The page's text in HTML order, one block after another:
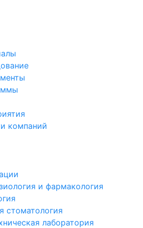
компаний
и фармакология
стоматология
лаборатория